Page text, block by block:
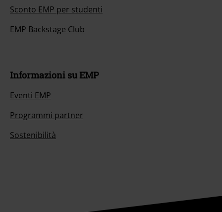
Sconto EMP per studenti
EMP Backstage Club
Informazioni su EMP
Eventi EMP
Programmi partner
Sostenibilità